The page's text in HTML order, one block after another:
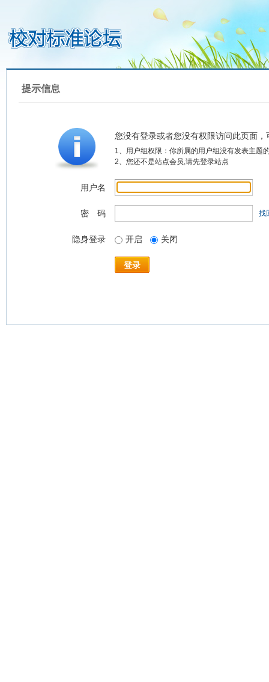
提示信息
您没有登录或者您没有权限访问此页面
1、用户组权限：你所属的用户组没有发表主题
2、您还不是站点会员,请先登录站点
用户名
密 码 找
隐身登录 开启 关闭
登录